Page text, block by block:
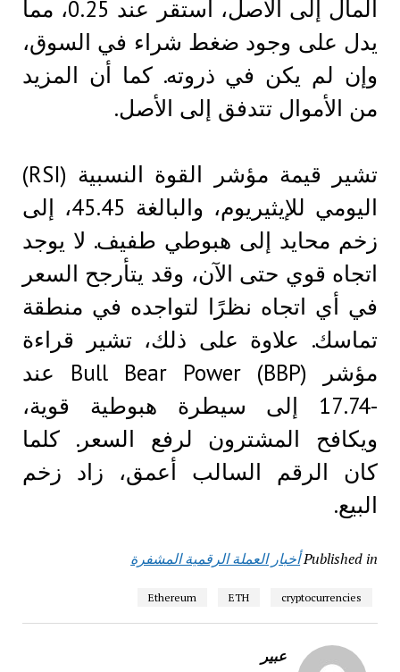
المال إلى الأصل، استقر عند 0.25، مما
يدل على وجود ضغط شراء في السوق،
وإن لم يكن في ذروته. كما أن المزيد
من الأموال تتدفق إلى الأصل.
تشير قيمة مؤشر القوة النسبية (RSI)
اليومي للإيثيريوم، والبالغة 45.45، إلى
زخم محايد إلى هبوطي طفيف. لا يوجد
اتجاه قوي حتى الآن، وقد يتأرجح السعر
في أي اتجاه نظرًا لتواجده في منطقة
تماسك. علاوة على ذلك، تشير قراءة
مؤشر Bull Bear Power (BBP) عند
-17.74 إلى سيطرة هبوطية قوية،
ويكافح المشترون لرفع السعر. كلما
كان الرقم السالب أعمق، زاد زخم
البيع.
Published inأخبار العملة الرقمية المشفرة
cryptocurrencies
ETH
Ethereum
عبير